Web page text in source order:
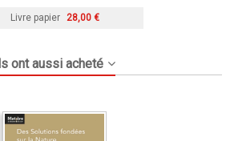
Livre papier 28,00 €
Ils ont aussi acheté